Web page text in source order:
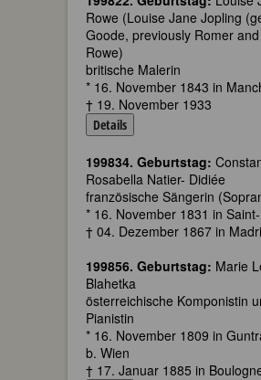
Rowe (Louise Jane Jopling
Goode, previously Romer
Rowe)
britische Malerin
* 16. November 1843 in
† 19. November 1933
Details
199834. Geburtstag:
Rosabella Natier- Didiée
französische Sängerin
* 16. November 1831 in
† 04. Dezember 1867 in
199856. Geburtstag: Marie
Blahetka
österreichische Komponistin
Pianistin
* 16. November 1809 in
b. Wien
† 17. Januar 1885 in